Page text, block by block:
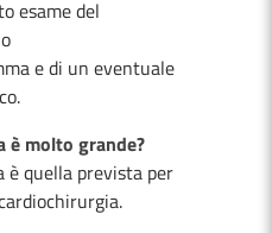
esame del
e di un eventuale
è molto grande?
è quella prevista per